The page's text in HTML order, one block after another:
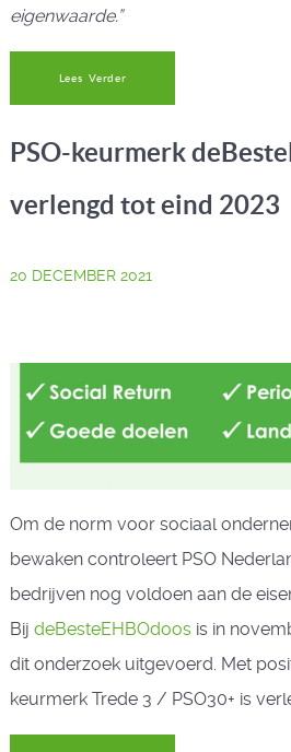
eigenwaarde.”
Lees Verder
PSO-keurmerk
verlengd tot eind 2023
20 DECEMBER 2021
Om de norm voor sociaal
bewaken controleert PSO
bedrijven nog voldoen aan de
Bij deBesteEHBOdoosis in
dit onderzoek uitgevoerd. Met
keurmerk Trede 3 / PSO30+ is